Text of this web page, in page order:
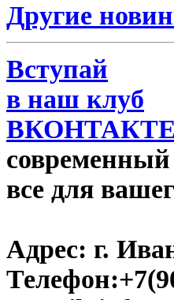
Другие
Вступай
в наш клуб
ВКОНТАКТЕ
современный
все для
Адрес: г.
Телефон: